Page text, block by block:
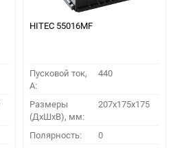
HITEC 55016MF
Пусковой ток,
A:
440
Размеры
(ДхШхВ), мм:
207x175x175
Полярность: 0